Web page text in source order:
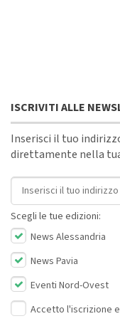
ISCRIVITI ALLE
Inserisci il tuo
direttamente nella
Indirizzo email
Scegli le tue edizioni:
News Alessandria
News Pavia
Eventi Nord-Ovest
Accetto l'iscrizione